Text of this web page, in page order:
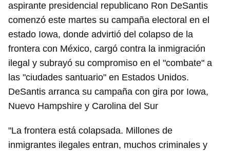
aspirante presidencial republicano Ron DeSantis
comenzó este martes su campaña electoral en el
estado Iowa, donde advirtió del colapso de la
frontera con México, cargó contra la inmigración
ilegal y subrayó su compromiso en el "combate" a
las "ciudades santuario" en Estados Unidos.
DeSantis arranca su campaña con gira por Iowa,
Nuevo Hampshire y Carolina del Sur
"La frontera está colapsada. Millones de
inmigrantes ilegales entran, muchos criminales y